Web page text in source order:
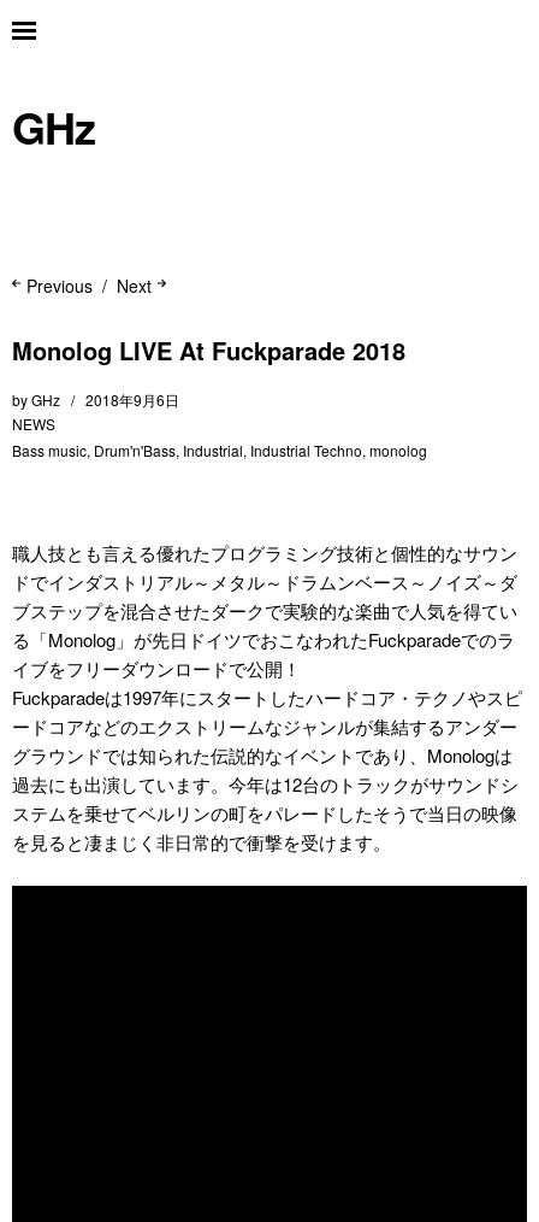
GHz
Next
Previous
Monolog LIVE At Fuckparade 2018
byGHz
2018年9月6日
NEWS
Bass music, Drum'n'Bass, Industrial, Industrial Techno, monolog
職人技とも言える優れたプログラミング技術と個性的なサウン
ドでインダストリアル～メタル～ドラムンベース～ノイズ～ダ
ブステップを混合させたダークで実験的な楽曲で人気を得てい
る「Monolog」が先日ドイツでおこなわれたFuckparadeでのラ
イブをフリーダウンロードで公開！
Fuckparadeは1997年にスタートしたハードコア・テクノやスピ
ードコアなどのエクストリームなジャンルが集結するアンダー
グラウンドでは知られた伝説的なイベントであり、Monologは
過去にも出演しています。今年は12台のトラックがサウンドシ
ステムを乗せてベルリンの町をパレードしたそうで当日の映像
を見ると凄まじく非日常的で衝撃を受けます。